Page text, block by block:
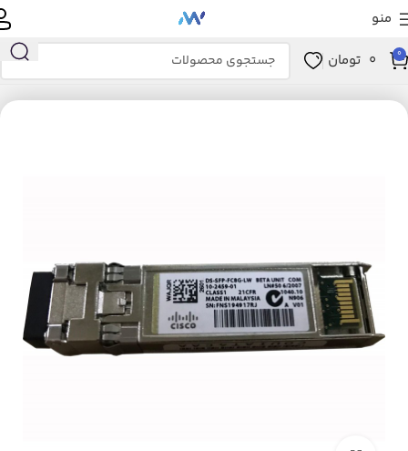
منو
0
0 تومان
خانه ماژول های شبکه